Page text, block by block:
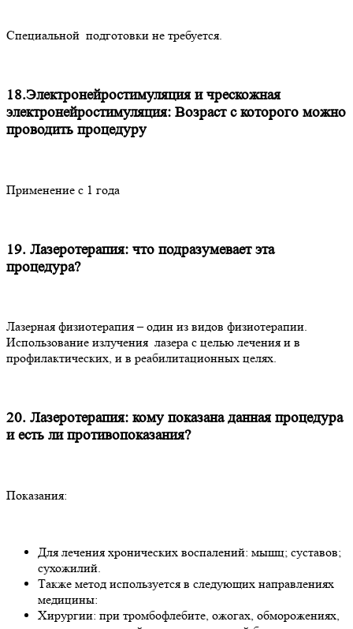
Специальной подготовки не требуется.
18.Электронейростимуляция и чрескожная
электронейростимуляция: Возраст с которого можно
проводить процедуру
Применение с 1 года
19. Лазеротерапия: что подразумевает эта
процедура?
Лазерная физиотерапия – один из видов физиотерапии.
Использование излучения лазера с целью лечения и в
профилактических, и в реабилитационных целях.
20. Лазеротерапия: кому показана данная процедура
и есть ли противопоказания?
Показания:
Для лечения хронических воспалений: мышц; суставов;
сухожилий.
Также метод используется в следующих направлениях
медицины:
Хирургии: при тромбофлебите, ожогах, обморожениях,